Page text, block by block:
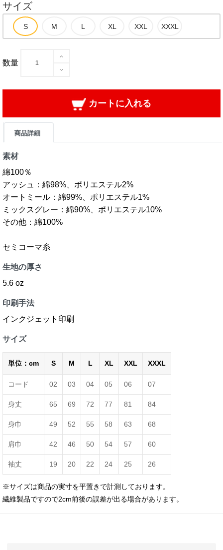
サイズ
数量
カートに入れる
商品詳細
素材
綿100％
アッシュ：綿98%、ポリエステル2%
オートミール：綿99%、ポリエステル1%
ミックスグレー：綿90%、ポリエステル10%
その他：綿100%
セミコーマ糸
生地の厚さ
5.6 oz
印刷手法
インクジェット印刷
サイズ
単位：cm S M L XL XXL XXXL
コード 02 03 04 05 06 07
身丈 65 69 72 77 81 84
身巾 49 52 55 58 63 68
肩巾 42 46 50 54 57 60
袖丈 19 20 22 24 25 26
※サイズは商品の実寸を平置きで計測しております。
繊維製品ですので2cm前後の誤差が出る場合があります。